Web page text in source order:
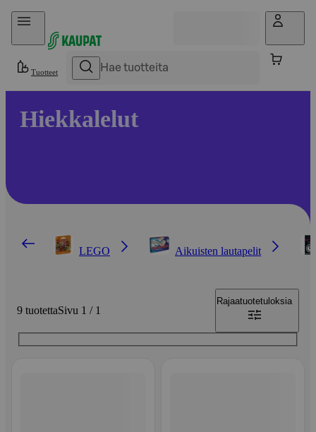
Hyppää sisältöön
Tuotteet
Hiekkalelut
LEGO Aikuisten lautapelit
9 tuotettaSivu 1 / 1
Rajaatuotetuloksia